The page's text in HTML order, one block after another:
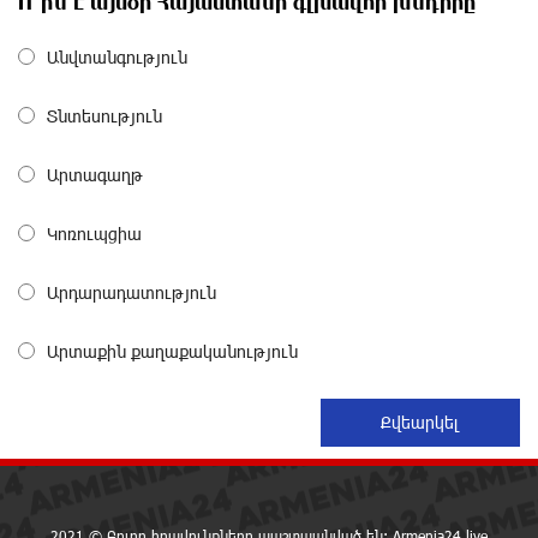
15 ժամ առաջ
Կաթողիկոսի դատական նիստը
մահվան մասին
«Համահայկական ճակատ» շարժումը
Անվտանգություն
Տնտեսություն
Արտագաղթ
Կոռուպցիա
Արդարադատություն
Արտաքին քաղաքականություն